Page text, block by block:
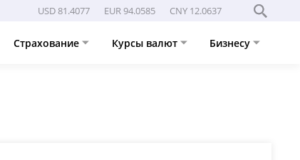
USD 81.4077 EUR 94.0585 CNY 12.0637
Страхование Курсы валют Бизнесу